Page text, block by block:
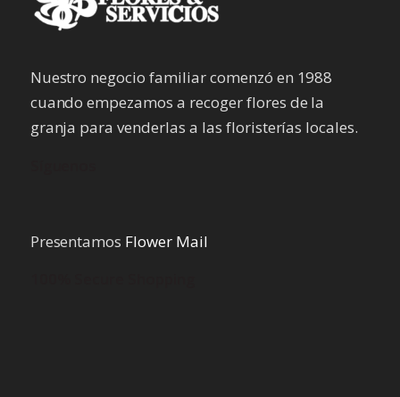
Nuestro negocio familiar comenzó en 1988
cuando empezamos a recoger flores de la
granja para venderlas a las floristerías locales.
Presentamos Flower Mail